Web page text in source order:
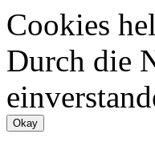
Cookies
Durch die